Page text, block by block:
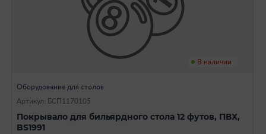
В наличии
Оборудование для столов
Артикул: БСП1170105
Покрывало для бильярдного стола 12 футов, ПВХ,
BS1991